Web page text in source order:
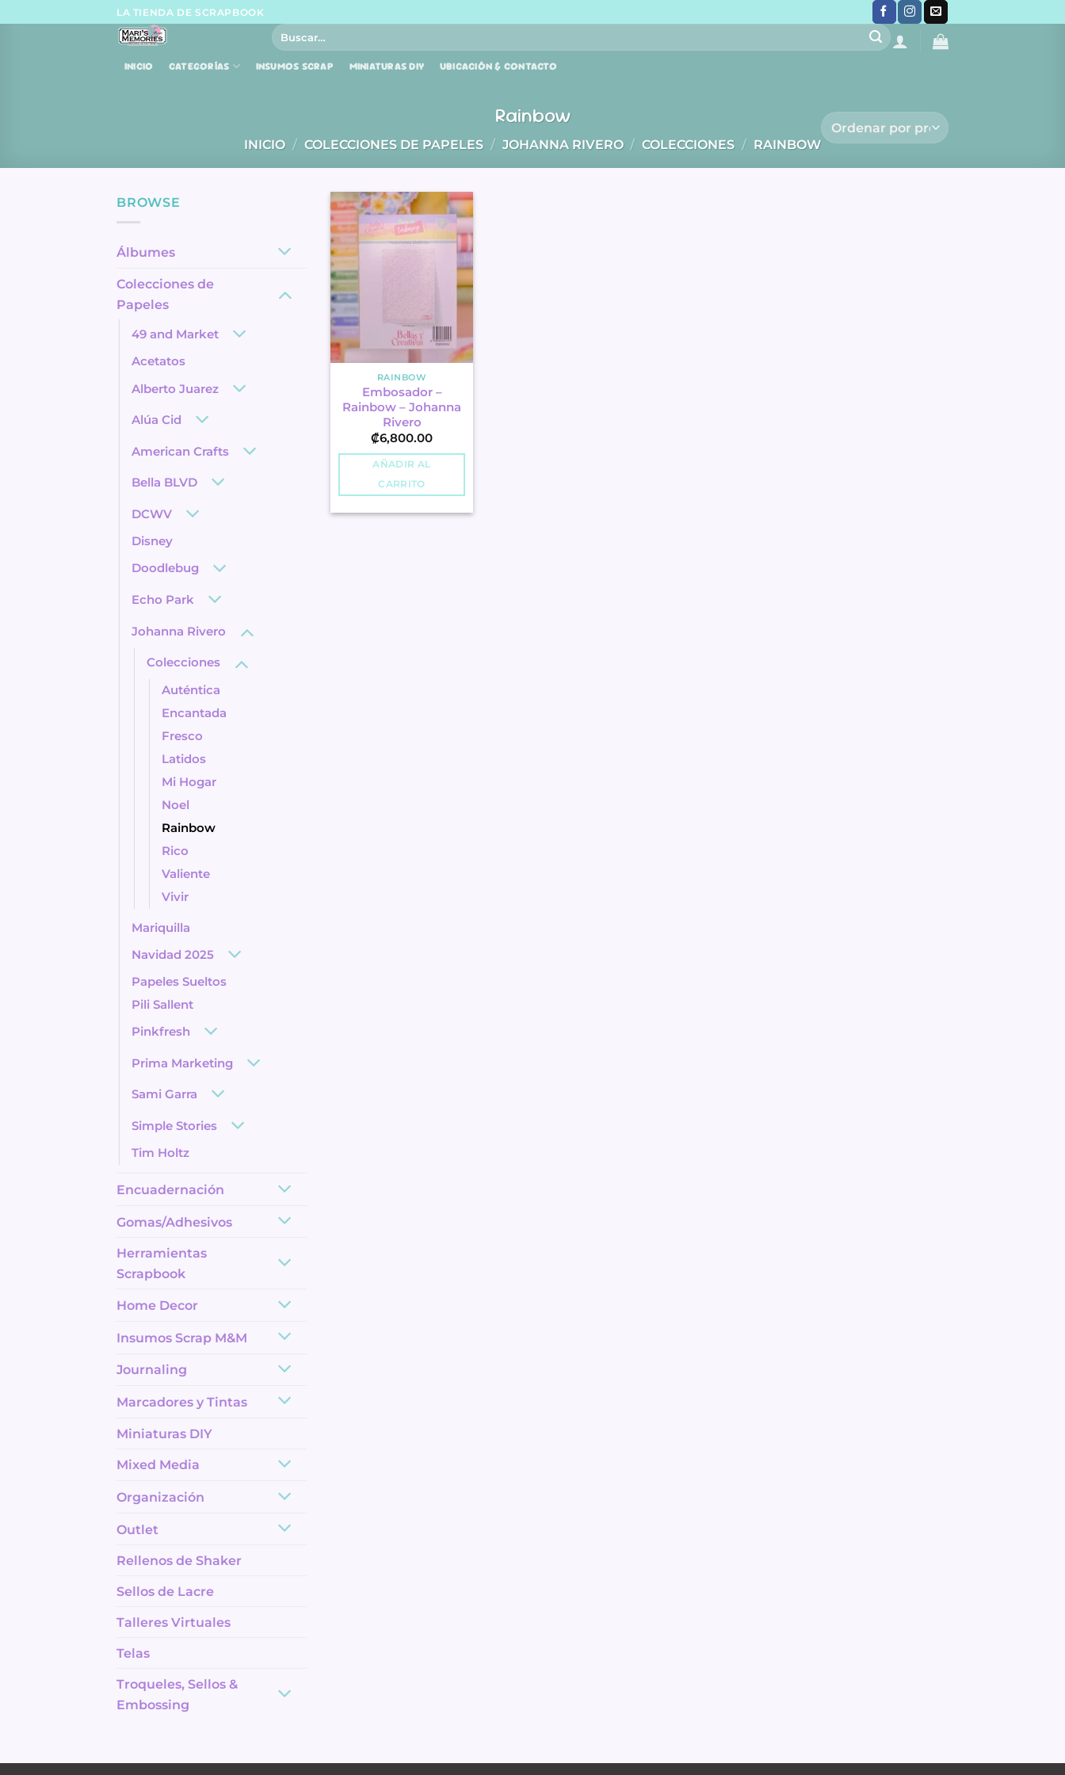
LA TIENDA DE SCRAPBOOK
Buscar
por:
INICIO CATEGORÍAS INSUMOS SCRAP MINIATURAS DIY UBICACIÓN & CONTACTO
Rainbow
INICIO / COLECCIONES DE PAPELES / JOHANNA RIVERO / COLECCIONES / RAINBOW
BROWSE
Álbumes
Colecciones de
Papeles
49 and Market
Acetatos
Alberto Juarez
Alúa Cid
American Crafts
Bella BLVD
DCWV
Disney
Doodlebug
Echo Park
Johanna Rivero
Colecciones
Auténtica
Encantada
Fresco
Latidos
Mi Hogar
Noel
Rainbow
Rico
Valiente
Vivir
Mariquilla
Navidad 2025
Papeles Sueltos
Pili Sallent
Pinkfresh
Prima Marketing
Sami Garra
Simple Stories
Tim Holtz
Encuadernación
Gomas/Adhesivos
Herramientas
Scrapbook
Home Decor
Insumos Scrap M&M
Journaling
Marcadores y Tintas
Miniaturas DIY
Mixed Media
Organización
Outlet
Rellenos de Shaker
Sellos de Lacre
Talleres Virtuales
Telas
Troqueles, Sellos &
Embossing
RAINBOW
Embosador –
Rainbow – Johanna
Rivero
₡6,800.00
AÑADIR AL
CARRITO